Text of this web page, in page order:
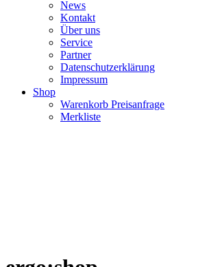
News
Kontakt
Über uns
Service
Partner
Datenschutzerklärung
Impressum
Shop
Warenkorb Preisanfrage
Merkliste